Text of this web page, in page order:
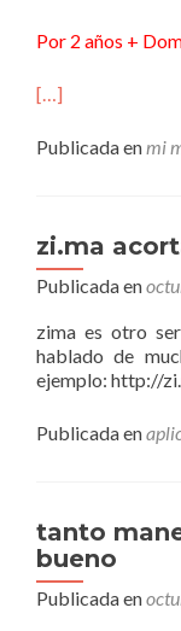
Por 2 años +
[…]
Publicada enmi
zi.ma
Publicada en
zima es otro
hablado de
ejemplo: http://
Publicada en
tanto
bueno
Publicada en